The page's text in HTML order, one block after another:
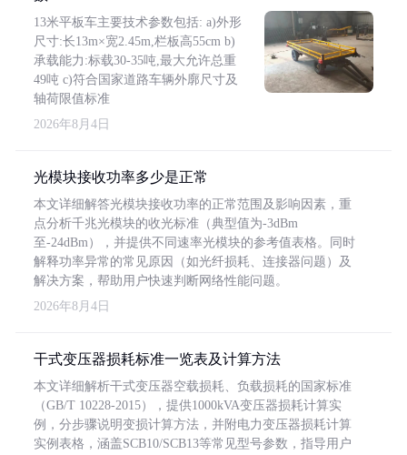
13米平板车主要技术参数包括: a)外形
尺寸:长13m×宽2.45m,栏板高55cm b)
承载能力:标载30-35吨,最大允许总重
49吨 c)符合国家道路车辆外廓尺寸及
轴荷限值标准
2026年8月4日
光模块接收功率多少是正常
本文详细解答光模块接收功率的正常范围及影响因素，重
点分析千兆光模块的收光标准（典型值为-3dBm
至-24dBm），并提供不同速率光模块的参考值表格。同时
解释功率异常的常见原因（如光纤损耗、连接器问题）及
解决方案，帮助用户快速判断网络性能问题。
2026年8月4日
干式变压器损耗标准一览表及计算方法
本文详细解析干式变压器空载损耗、负载损耗的国家标准
（GB/T 10228-2015），提供1000kVA变压器损耗计算实
例，分步骤说明变损计算方法，并附电力变压器损耗计算
实例表格，涵盖SCB10/SCB13等常见型号参数，指导用户